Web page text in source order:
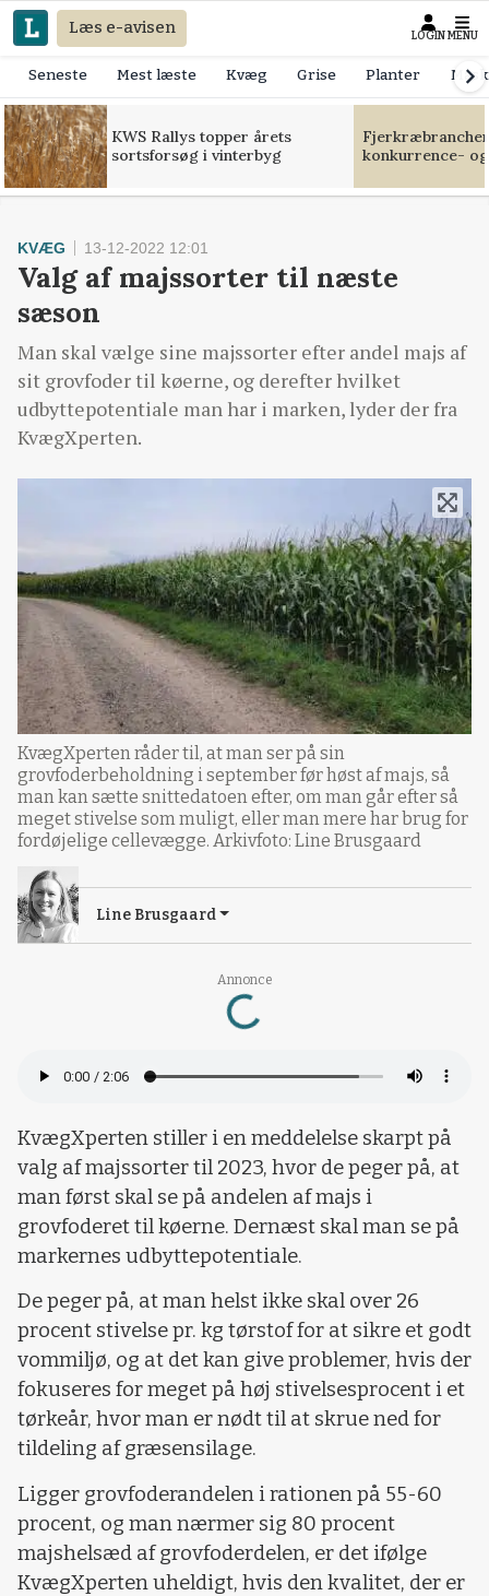
Læs e-avisen LOGIN MENU
Seneste Mest læste Kvæg Grise Planter
KWS Rallys topper årets
sortsforsøg i vinterbyg
konkurrence-
Annonce
Loading...
KVÆG 13-12-2022 12:01
Valg af majssorter til næste
sæson
Man skal vælge sine majssorter efter andel majs af
sit grovfoder til køerne, og derefter hvilket
udbyttepotentiale man har i marken, lyder der fra
KvægXperten.
KvægXperten råder til, at man ser på sin
grovfoderbeholdning i september før høst af majs, så
man kan sætte snittedatoen efter, om man går efter så
meget stivelse som muligt, eller man mere har brug for
fordøjelige cellevægge. Arkivfoto: Line Brusgaard
Line Brusgaard
KvægXperten stiller i en meddelelse skarpt på
valg af majssorter til 2023, hvor de peger på, at
man først skal se på andelen af majs i
grovfoderet til køerne. Dernæst skal man se på
markernes udbyttepotentiale.
De peger på, at man helst ikke skal over 26
procent stivelse pr. kg tørstof for at sikre et godt
vommiljø, og at det kan give problemer, hvis der
fokuseres for meget på høj stivelsesprocent i et
tørkeår, hvor man er nødt til at skrue ned for
tildeling af græsensilage.
Ligger grovfoderandelen i rationen på 55-60
procent, og man nærmer sig 80 procent
majshelsæd af grovfoderdelen, er det ifølge
KvægXperten uheldigt, hvis den kvalitet, der er